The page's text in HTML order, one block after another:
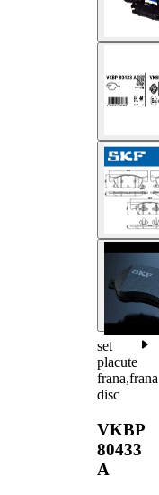
set
placute
frana,frana
disc
VKBP
80433
A